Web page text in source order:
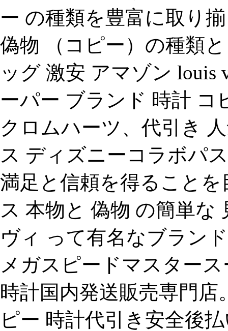
ー の種類を豊富に取り
偽物 （コピー）の種類
ッグ 激安 アマゾン louis
ーパー ブランド 時計
クロムハーツ、代引き
ス ディズニーコラボパ
満足と信頼を得ること
ス 本物と 偽物 の簡単な
ヴィ って有名なブラン
メガスピードマスター
時計国内発送販売専門
ピー 時計代引き安全後